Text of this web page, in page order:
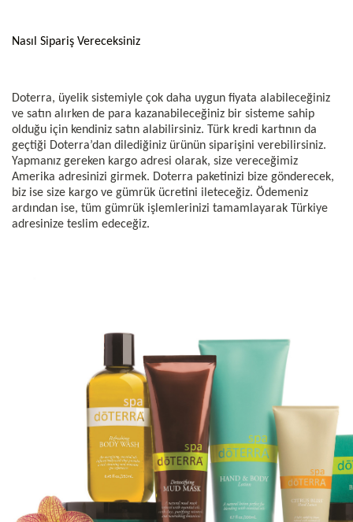
Nasıl Sipariş Vereceksiniz
Doterra, üyelik sistemiyle çok daha uygun fiyata alabileceğiniz
ve satın alırken de para kazanabileceğiniz bir sisteme sahip
olduğu için kendiniz satın alabilirsiniz. Türk kredi kartının da
geçtiği Doterra’dan dilediğiniz ürünün siparişini verebilirsiniz.
Yapmanız gereken kargo adresi olarak, size vereceğimiz
Amerika adresinizi girmek. Doterra paketinizi bize gönderecek,
biz ise size kargo ve gümrük ücretini ileteceğiz. Ödemeniz
ardından ise, tüm gümrük işlemlerinizi tamamlayarak Türkiye
adresinize teslim edeceğiz.